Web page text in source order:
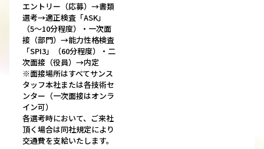
エントリー（応募）→書類
選考→適正検査「ASK」
（5～10分程度）・一次面
接（部門）→能力性格検査
「SPI3」（60分程度）・二
次面接（役員）→内定
※面接場所はすべてサンス
タッフ本社または各技術セ
ンター（一次面接はオンラ
イン可）
各選考時において、ご来社
頂く場合は同社規定により
交通費を支給いたします。